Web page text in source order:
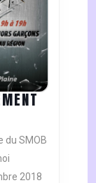
du SMOB
2018